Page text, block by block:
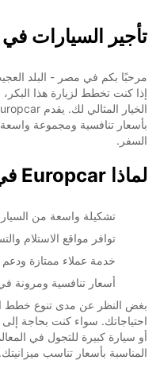
تأجير السيارات
مرحبًا بكم في مصر - البلد
بأسعار تنافسية ومجموعة
السفر.
لماذا Europcar في مصر؟
تشكيلة واسعة من
توافر مواقع الاستلام
خدمة عملاء ممتازة
أسعار تنافسية ومرونة
بغض النظر عن مدى تنوع خطط
احتياجاتك. سواء كنت بحاجة
أو سيارة كبيرة للتجول في
المناسبة بأسعار تناسب ميزانيتك.